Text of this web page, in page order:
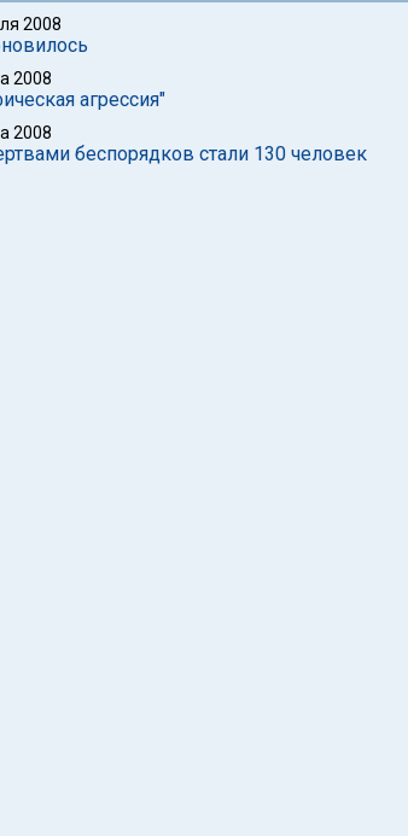
2008
2008
агрессия"
2008
беспорядков стали 130 человек